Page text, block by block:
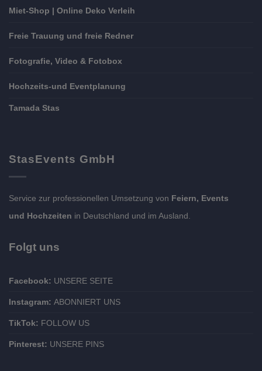
Miet-Shop | Online Deko Verleih
Freie Trauung und freie Redner
Fotografie, Video & Fotobox
Hochzeits-und Eventplanung
Tamada Stas
StasEvents GmbH
Service zur professionellen Umsetzung von Feiern, Events
und Hochzeiten in Deutschland und im Ausland.
Folgt uns
Facebook: UNSERE SEITE
Instagram: ABONNIERT UNS
TikTok: FOLLOW US
Pinterest: UNSERE PINS